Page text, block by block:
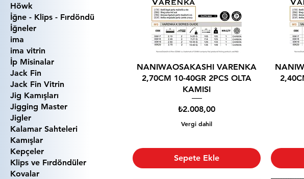
Höwk
İğne - Klips - Fırdöndü
İğneler
ima
ima vitrin
İp Misinalar
Jack Fin
Jack Fin Vitrin
Jig Kamışları
Jigging Master
Jigler
Kalamar Sahteleri
Kamışlar
Kepçeler
Klips ve Fırdöndüler
Kovalar
NANIWAOSAKASHI VARENKA
2,70CM 10-40GR 2PCS OLTA
KAMISI
Fiyat
₺2.008,00
Vergi dahil
Sepete Ekle